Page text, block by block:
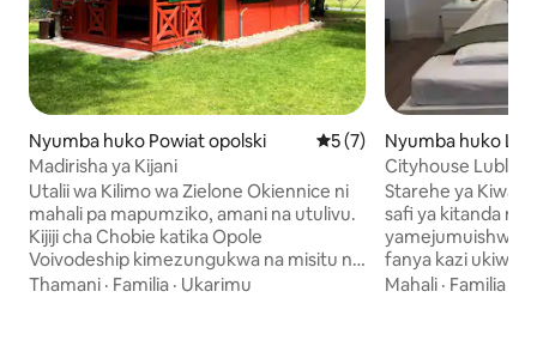
Nyumba huko Powiat opolski Ukadiriaji wa wastani wa 5
5 (7)
Madirisha ya Kijani
Utalii wa Kilimo wa Zielone Okiennice ni
mahali pa mapumziko, amani na utulivu.
Kijiji cha Chobie katika Opole
Voivodeship kimezungukwa na misitu na
malisho, ambayo inahakikisha mazingira
Thamani · Familia · Ukarimu
Nyumba huko
Cityhouse
kwa Familia
Starehe ya
safi ya kitanda na
yamejumuishwa kila
fanya kazi ukiwa
muda pamoja,
Mahali · Familia